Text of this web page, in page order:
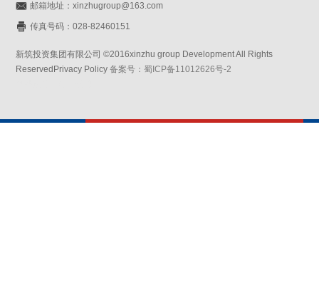
邮箱地址：xinzhugroup@163.com
传真号码：028-82460151
新筑投资集团有限公司 ©2016xinzhu group Development All Rights
ReservedPrivacy Policy备案号：蜀ICP备11012626号-2